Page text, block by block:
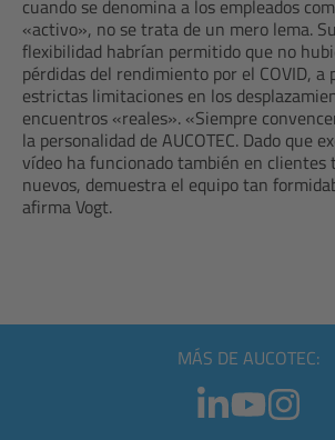
cuando se denomina a los empleados
«activo», no se trata de un mero lema.
flexibilidad habrían permitido que no
pérdidas del rendimiento por el COVID, a
estrictas limitaciones en los
encuentros «reales». «Siempre
la personalidad de AUCOTEC. Dado que
vídeo ha funcionado también en
nuevos, demuestra el equipo tan
afirma Vogt.
MÁS DE AUCOTEC: